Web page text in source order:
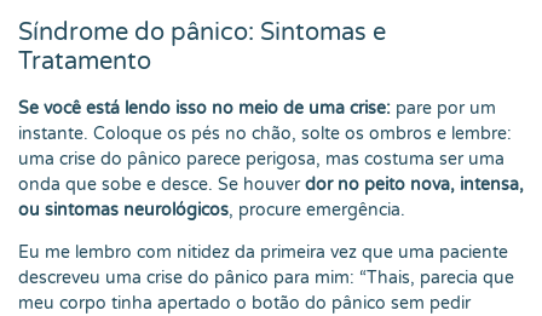
Síndrome do pânico: Sintomas e
Tratamento
Se você está lendo isso no meio de uma crise: pare por um
instante. Coloque os pés no chão, solte os ombros e lembre:
uma crise do pânico parece perigosa, mas costuma ser uma
onda que sobe e desce. Se houverdor no peito nova, intensa,
ou sintomas neurológicos, procure emergência.
Eu me lembro com nitidez da primeira vez que uma paciente
descreveu uma crise do pânico para mim: “Thais, parecia que
meu corpo tinha apertado o botão do pânico sem pedir